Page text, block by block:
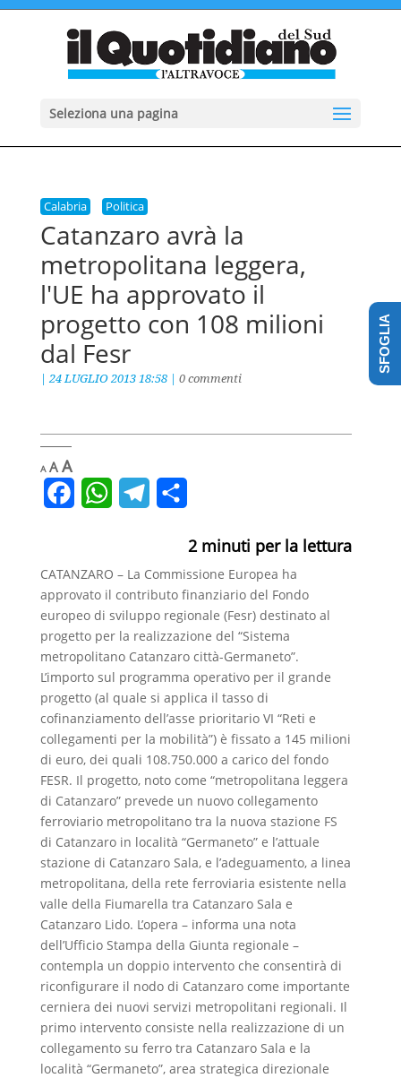
Seleziona una pagina
Calabria Politica
Catanzaro avrà la
metropolitana leggera,
l'UE ha approvato il
progetto con 108 milioni
dal Fesr
| 24 LUGLIO 2013 18:58| 0 commenti
A
Decrease
font
size.
AReset
font
size.
AIncrease
font
size.
e
b
o
o
k
W
t
s
A
p
p
e
g
r
a
m
n
d
i
v
i
d
i
2 minuti per la lettura
CATANZARO – La Commissione Europea ha
approvato il contributo finanziario del Fondo
europeo di sviluppo regionale (Fesr) destinato al
progetto per la realizzazione del “Sistema
metropolitano Catanzaro città-Germaneto”.
L’importo sul programma operativo per il grande
progetto (al quale si applica il tasso di
cofinanziamento dell’asse prioritario VI “Reti e
collegamenti per la mobilità”) è fissato a 145 milioni
di euro, dei quali 108.750.000 a carico del fondo
FESR. Il progetto, noto come “metropolitana leggera
di Catanzaro” prevede un nuovo collegamento
ferroviario metropolitano tra la nuova stazione FS
di Catanzaro in località “Germaneto” e l’attuale
stazione di Catanzaro Sala, e l’adeguamento, a linea
metropolitana, della rete ferroviaria esistente nella
valle della Fiumarella tra Catanzaro Sala e
Catanzaro Lido. L’opera – informa una nota
dell’Ufficio Stampa della Giunta regionale –
contempla un doppio intervento che consentirà di
riconfigurare il nodo di Catanzaro come importante
cerniera dei nuovi servizi metropolitani regionali. Il
primo intervento consiste nella realizzazione di un
collegamento su ferro tra Catanzaro Sala e la
località “Germaneto”, area strategica direzionale
SFOGLIA